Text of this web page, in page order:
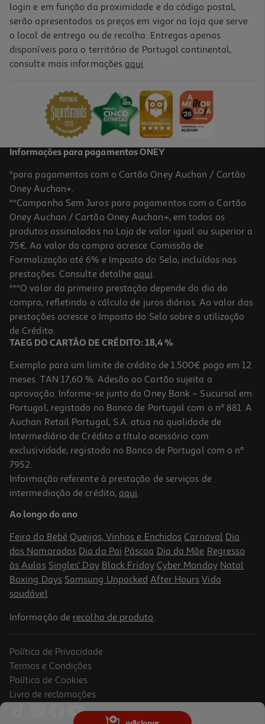
Snacks Para Cão Auchan Adulto Régal' Com Mix Carnes 100g
Snacks Cão Arquivet Sandwich Frango 100g
29.9 €/Kg
2,99 €
-10%
Snacks Cão Bribon Ossos Molho Carne 500g
7 €/Kg
3,50 €
Promoção
Snacks Para Cão Friskies Picnic Variety 126g 15 Unidades
login e em função da proximidade e do código postal,
serão apresentados os preços em vigor na loja que serve
o local de entrega ou de recolha. Entregas apenas
disponíveis para o território de Portugal continental,
consulte mais informações aqui.
Informações para pagamentos ONEY
*para pagamentos com o Cartão Oney Auchan / Cartão
Oney Auchan+.
**Campanha Sem Juros para pagamentos com o Cartão
Oney Auchan / Cartão Oney Auchan+, em todos os
produtos assinalados na Loja de valor igual ou superior a
75€. Ao valor da compra acresce Comissão de
Formalização até 6% e Imposto do Selo, incluídos nas
prestações. Consulte detalhe aqui.
***O valor da primeira prestação depende do dia da
compra, refletindo o cálculo de juros diários. Ao valor das
prestações acresce o Imposto do Selo sobre a utilização
de Crédito.
TAEG DO CARTÃO DE CRÉDITO: 18,4 %
Exemplo para um limite de crédito de 1.500€ pago em 12
meses. TAN 17,60 %. Adesão ao Cartão sujeita a
aprovação. Informe-se junto do Oney Bank – Sucursal em
Portugal, registado no Banco de Portugal com o nº 881. A
Auchan Retail Portugal, S.A. atua na qualidade de
Intermediário de Crédito a título acessório com
exclusividade, registado no Banco de Portugal com o nº
7952.
Informação referente à prestação de serviços de
intermediação de crédito, aqui.
Ao longo do ano
Feira do Bebé Queijos, Vinhos e Enchidos Carnaval Dia
dos Namorados Dia do Pai Páscoa Dia da Mãe Regresso
às Aulas Singles' Day Black Friday Cyber Monday Natal
Boxing Days Samsung Unpacked After Hours Vida
saudável
Informação de recolha de produto.
Política de Privacidade
Termos e Condições
Política de Cookies
Livro de reclamações